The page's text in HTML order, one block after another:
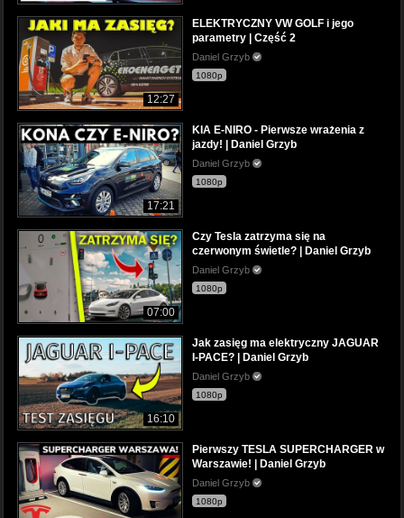
12:27
ELEKTRYCZNY VW GOLF i jego
parametry | Część 2
Daniel Grzyb
1080p
17:21
KIA E-NIRO - Pierwsze wrażenia z
jazdy! | Daniel Grzyb
Daniel Grzyb
1080p
07:00
Czy Tesla zatrzyma się na
czerwonym świetle? | Daniel Grzyb
Daniel Grzyb
1080p
16:10
Jak zasięg ma elektryczny JAGUAR
I-PACE? | Daniel Grzyb
Daniel Grzyb
1080p
Pierwszy TESLA SUPERCHARGER w
Warszawie! | Daniel Grzyb
Daniel Grzyb
1080p